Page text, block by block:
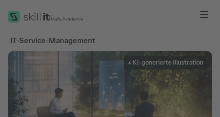
IT-Service-Management
KI-generierte Illustration